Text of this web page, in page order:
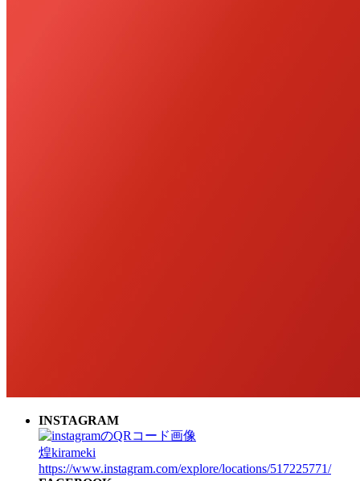
INSTAGRAM
煌kirameki
https://www.instagram.com/explore/locations/517225771/